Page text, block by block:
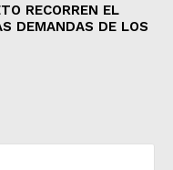
RECORREN EL
DEMANDAS DE LOS